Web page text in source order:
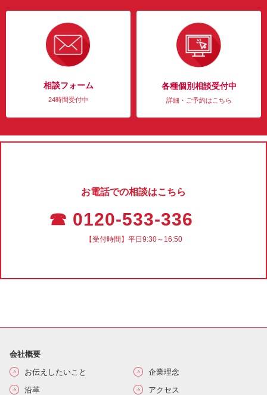
相談フォーム
24時間受付中
各種個別相談受付中
詳細・ご予約はこちら
お電話での相談はこちら
☎ 0120-533-336
【受付時間】平日9:30～16:50
会社概要
お伝えしたいこと
企業理念
沿革
アクセス